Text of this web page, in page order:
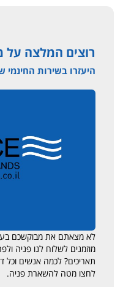
רוצים המלצה על
היעזרו בשירות החינמי
לא מצאתם את מבוקשכם
מוזמנים לשלוח לנו פניה
תאריכים? לכמה אנשים וכל
​​​​​​​לחצו מטה להשארת פניה.